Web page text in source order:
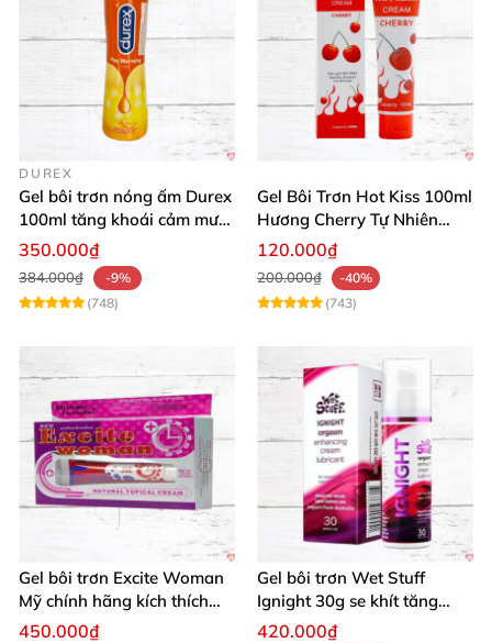
DUREX
Gel bôi trơn nóng ấm Durex
100ml tăng khoái cảm mượt
mà
350.000₫
384.000₫
-9%
(748)
Gel Bôi Trơn Hot Kiss 100ml
Hương Cherry Tự Nhiên
Mượt Mà
120.000₫
200.000₫
-40%
(743)
Gel bôi trơn Excite Woman
Mỹ chính hãng kích thích
khoái cảm nữ
450.000₫
Gel bôi trơn Wet Stuff
Ignight 30g se khít tăng
khoái cảm nữ hiệu quả
420.000₫